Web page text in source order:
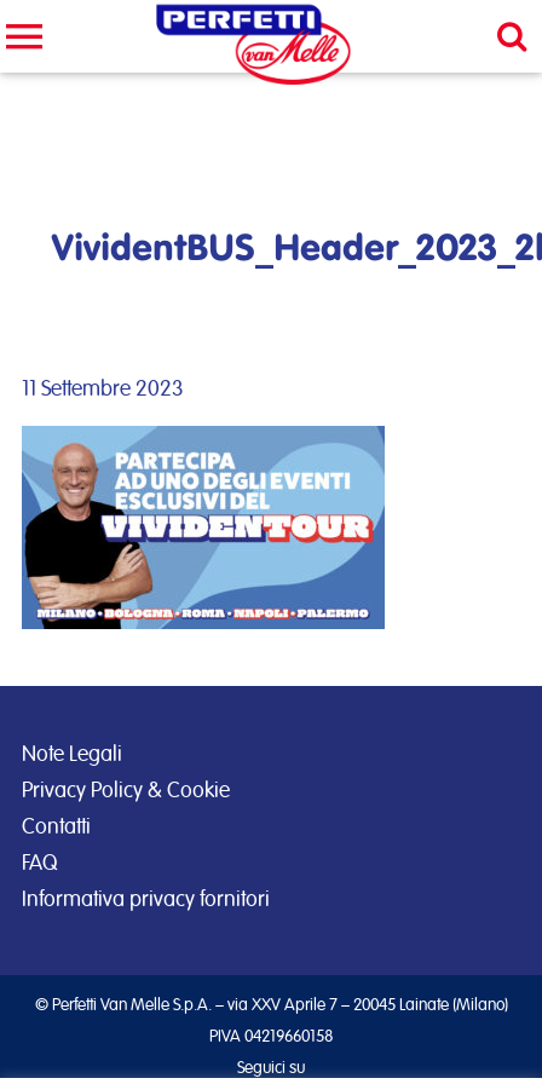
Cerca nel sito
11 Settembre 2023
Note Legali
Privacy Policy & Cookie
Contatti
FAQ
Informativa privacy fornitori
© Perfetti Van Melle S.p.A. – via XXV Aprile 7 – 20045 Lainate (Milano)
PIVA 04219660158
Seguici su